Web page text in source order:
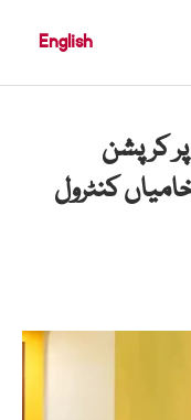
English
کرپشن
کنٹرول